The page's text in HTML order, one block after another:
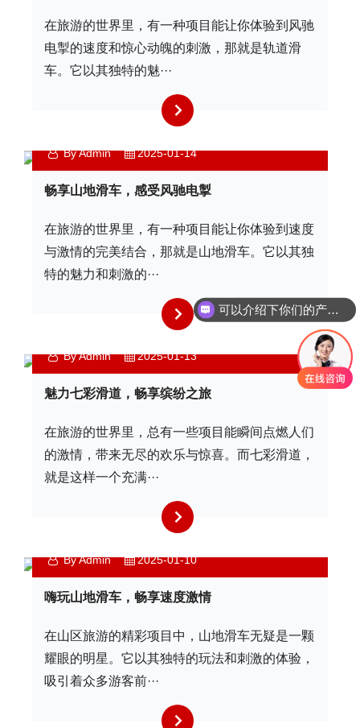
在旅游的世界里，有一种项目能让你体验到风驰
电掣的速度和惊心动魄的刺激，那就是轨道滑
车。它以其独特的魅···
By Admin 2025-01-14
畅享山地滑车，感受风驰电掣
在旅游的世界里，有一种项目能让你体验到速度
与激情的完美结合，那就是山地滑车。它以其独
特的魅力和刺激的···
By Admin 2025-01-13
魅力七彩滑道，畅享缤纷之旅
在旅游的世界里，总有一些项目能瞬间点燃人们
的激情，带来无尽的欢乐与惊喜。而七彩滑道，
就是这样一个充满···
By Admin 2025-01-10
嗨玩山地滑车，畅享速度激情
在山区旅游的精彩项目中，山地滑车无疑是一颗
耀眼的明星。它以其独特的玩法和刺激的体验，
吸引着众多游客前···
可以介绍下你们的产品么